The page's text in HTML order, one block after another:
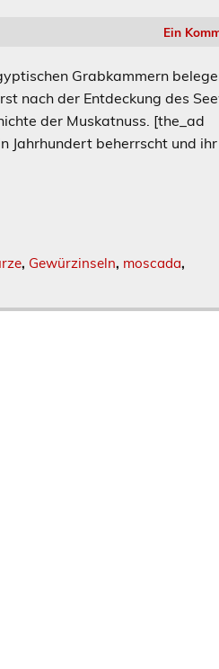
Ein
Grabkammern
nach der Entdeckung des
der Muskatnuss. [the_ad
Jahrhundert beherrscht und ihr
, Gewürzinseln, moscada,